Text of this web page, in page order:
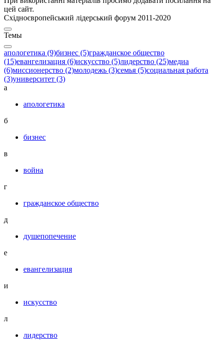
цей сайт.
Східноєвропейський лідерський форум 2011-2020
Темы
апологетика (9)бизнес (5)гражданское общество
(15)евангелизация (6)искусство (5)лидерство (25)медиа
(6)миссионерство (2)молодежь (3)семья (5)социальная работа
(3)университет (3)
а
апологетика
б
бизнес
в
война
г
гражданское общество
д
душепопечение
е
евангелизация
и
искусство
л
лидерство